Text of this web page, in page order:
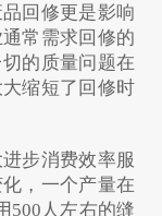
回修更是影响
常需求回修的
的质量问题在
缩短了回修时
步消费效率服
，一个产量在
500人左右的缝